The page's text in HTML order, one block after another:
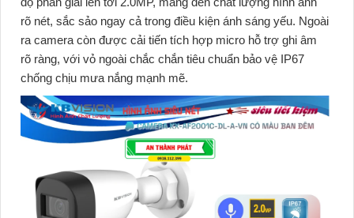
rõ nét, sắc sảo ngay cả trong điều kiện ánh sáng yếu. Ngoài
ra camera còn được cải tiến tích hợp micro hỗ trợ ghi âm
rõ ràng, với vỏ ngoài chắc chắn tiêu chuẩn bảo vệ IP67
chống chịu mưa nắng mạnh mẽ.